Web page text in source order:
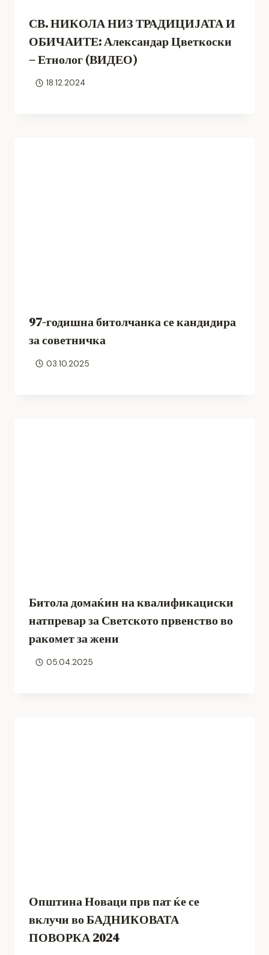
СВ. НИКОЛА НИЗ ТРАДИЦИЈАТА И
ОБИЧАИТЕ: Александар Цветкоски
– Етнолог (ВИДЕО)
18.12.2024
97-годишна битолчанка се кандидира
за советничка
03.10.2025
Битола домаќин на квалификациски
натпревар за Светското првенство во
ракомет за жени
05.04.2025
Општина Новаци прв пат ќе се
вклучи во БАДНИКОВАТА
ПОВОРКА 2024